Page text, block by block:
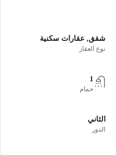
شقق, عقارات سكنية
نوع العقار
1
حمام
الثاني
الدور